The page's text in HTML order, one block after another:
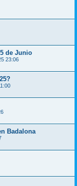
de Junio
23:06
Badalona